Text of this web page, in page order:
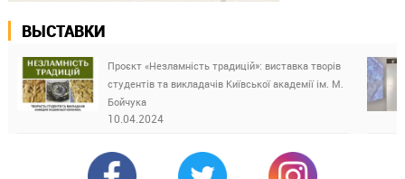
ВЫСТАВКИ
Проєкт «Незламність традицій»: виставка творів
студентів та викладачів Київської академії ім. М.
Бойчука
10.04.2024